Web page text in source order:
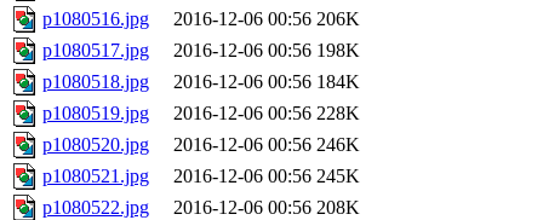
p1080516.jpg
2016-12-06 00:56 206K
p1080517.jpg
2016-12-06 00:56 198K
p1080518.jpg
2016-12-06 00:56 184K
p1080519.jpg
2016-12-06 00:56 228K
p1080520.jpg
2016-12-06 00:56 246K
p1080521.jpg
2016-12-06 00:56 245K
p1080522.jpg
2016-12-06 00:56 208K